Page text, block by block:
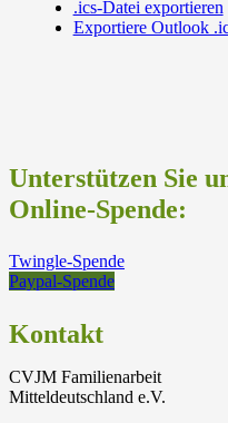
.ics-Datei exportieren
Exportiere Outlook
Unterstützen Sie
Online-Spende:
Twingle-Spende
Paypal-Spende
Kontakt
CVJM Familienarbeit
Mitteldeutschland e.V.